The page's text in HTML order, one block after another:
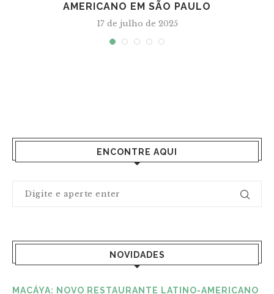
AMERICANO EM SÃO PAULO
17 de julho de 2025
ENCONTRE AQUI
NOVIDADES
MACÁYA: NOVO RESTAURANTE LATINO-AMERICANO